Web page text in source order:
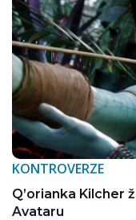
KONTROVERZE
Q’orianka Kilcher
Avataru